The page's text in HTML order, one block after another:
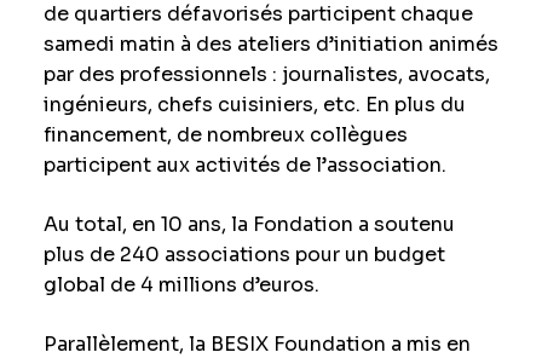
de quartiers défavorisés participent chaque
samedi matin à des ateliers d’initiation animés
par des professionnels : journalistes, avocats,
ingénieurs, chefs cuisiniers, etc. En plus du
financement, de nombreux collègues
participent aux activités de l’association.
Au total, en 10 ans, la Fondation a soutenu
plus de 240 associations pour un budget
global de 4 millions d’euros.
Parallèlement, la BESIX Foundation a mis en